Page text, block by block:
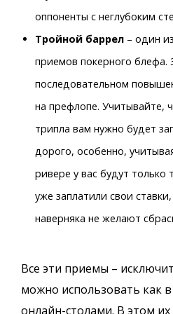
оппоненты с неглубоким
Тройной баррел – один
приемов покерного блефа.
последовательном
на префлопе. Учитывайте,
трипла вам нужно будет
дорого, особенно,
ривере у вас будут только
уже заплатили свои
наверняка не желают
Все эти приемы –
можно использовать как
онлайн-столами. В этом